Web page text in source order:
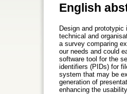
English
Design and
technical and
a survey comparing
our needs and could
software tool for the
identifiers (PIDs) for
system that may be
generation of
enhancing the